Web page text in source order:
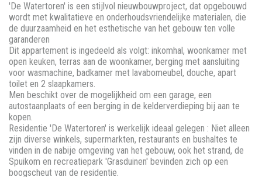
'De Watertoren' is een stijlvol nieuwbouwproject, dat opgebouwd
wordt met kwalitatieve en onderhoudsvriendelijke materialen, die
de duurzaamheid en het esthetische van het gebouw ten volle
garanderen
Dit appartement is ingedeeld als volgt: inkomhal, woonkamer met
open keuken, terras aan de woonkamer, berging met aansluiting
voor wasmachine, badkamer met lavabomeubel, douche, apart
toilet en 2 slaapkamers.
Men beschikt over de mogelijkheid om een garage, een
autostaanplaats of een berging in de kelderverdieping bij aan te
kopen.
Residentie 'De Watertoren' is werkelijk ideaal gelegen : Niet alleen
zijn diverse winkels, supermarkten, restaurants en bushaltes te
vinden in de nabije omgeving van het gebouw, ook het strand, de
Spuikom en recreatiepark 'Grasduinen' bevinden zich op een
boogscheut van de residentie.